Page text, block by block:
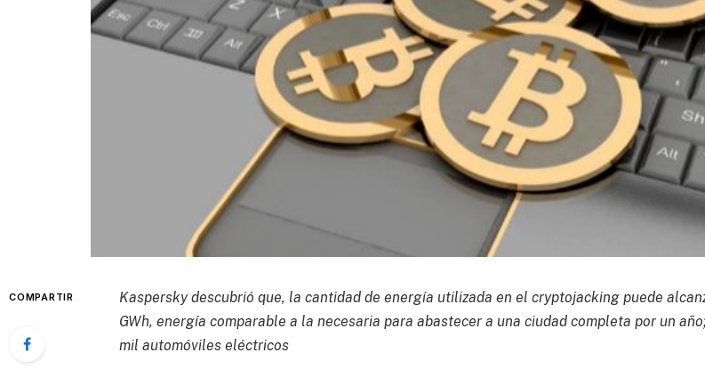
COMPARTIR
Kaspersky descubrió que, la cantidad de energía utilizada en el cryptojacking puede
GWh, energía comparable a la necesaria para abastecer a una ciudad completa por un
mil automóviles eléctricos